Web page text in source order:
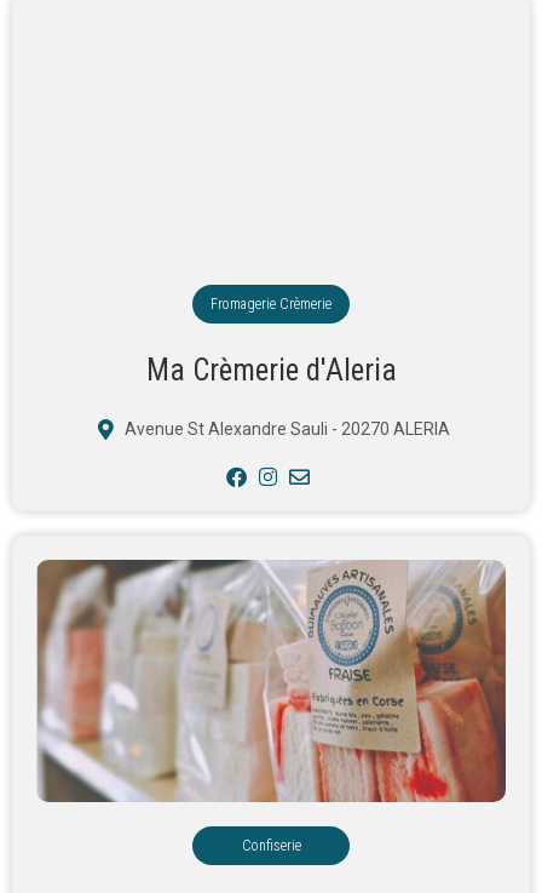
Fromagerie Crèmerie
Ma Crèmerie d'Aleria
Avenue St Alexandre Sauli - 20270 ALERIA
Confiserie